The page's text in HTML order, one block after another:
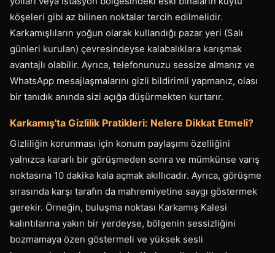
köşeleri gibi az bilinen noktalar tercih edilmelidir.
Karkamışlıların yoğun olarak kullandığı pazar yeri (Salı
günleri kurulan) çevresindeyse kalabalıklara karışmak
avantajlı olabilir. Ayrıca, telefonunuzu sessize almanız ve
WhatsApp mesajlaşmalarını gizli bildirimli yapmanız, olası
bir tanıdık anında sizi açığa düşürmekten kurtarır.
Karkamış'ta Gizlilik Pratikleri: Nelere Dikkat Etmeli?
Gizliliğin korunması için konum paylaşımı özelliğini
yalnızca kararlı bir görüşmeden sonra ve mümkünse varış
noktasına 10 dakika kala açmak akıllıcadır. Ayrıca, görüşme
sırasında karşı tarafın da mahremiyetine saygı göstermek
gerekir. Örneğin, buluşma noktası Karkamış Kalesi
kalıntılarına yakın bir yerdeyse, bölgenin sessizliğini
bozmamaya özen göstermeli ve yüksek sesli